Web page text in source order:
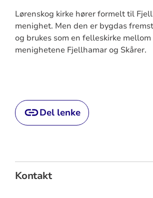
Lørenskog kirke hører formelt til
menighet. Men den er bygdas
og brukes som en felleskirke
menighetene Fjellhamar og Skårer.
Del lenke
Kontakt